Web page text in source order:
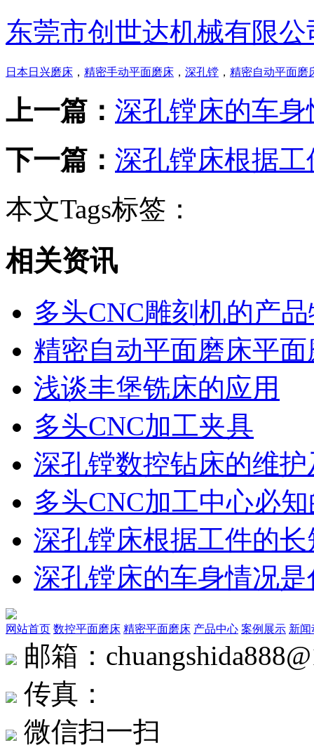
东莞市创世达机械有限公
日本日兴磨床 ， 精密手动平面磨床 ， 深孔镗 ， 精密自动平面磨
上一篇： 深孔镗床的车
下一篇： 深孔镗床根据
本文Tags标签：
相关资讯
多头CNC雕刻机的产
精密自动平面磨床平
浅谈丰堡铣床的应用
多头CNC加工夹具
深孔镗数控钻床的维
多头CNC加工中心必
深孔镗床根据工件的
深孔镗床的车身情况
网站首页 数控平面磨床 精密平面磨床 产品中心 案例展示 新闻
邮箱：
传真：
微信扫一扫